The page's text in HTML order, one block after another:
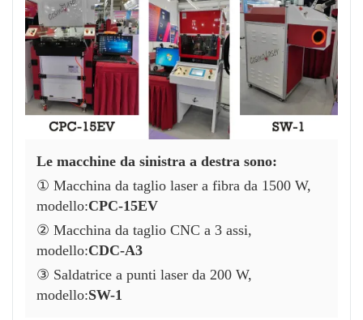
Le macchine da sinistra a destra sono:
① Macchina da taglio laser a fibra da 1500 W,
modello:CPC-15EV
② Macchina da taglio CNC a 3 assi,
modello:CDC-A3
③ Saldatrice a punti laser da 200 W,
modello:SW-1